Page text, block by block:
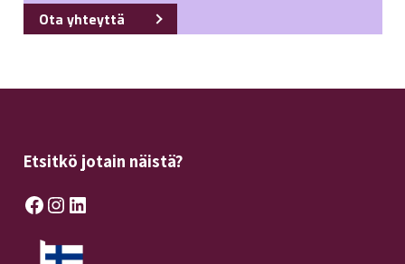
Ota yhteyttä
Etsitkö jotain näistä?
Facebook Instagram LinkedIn